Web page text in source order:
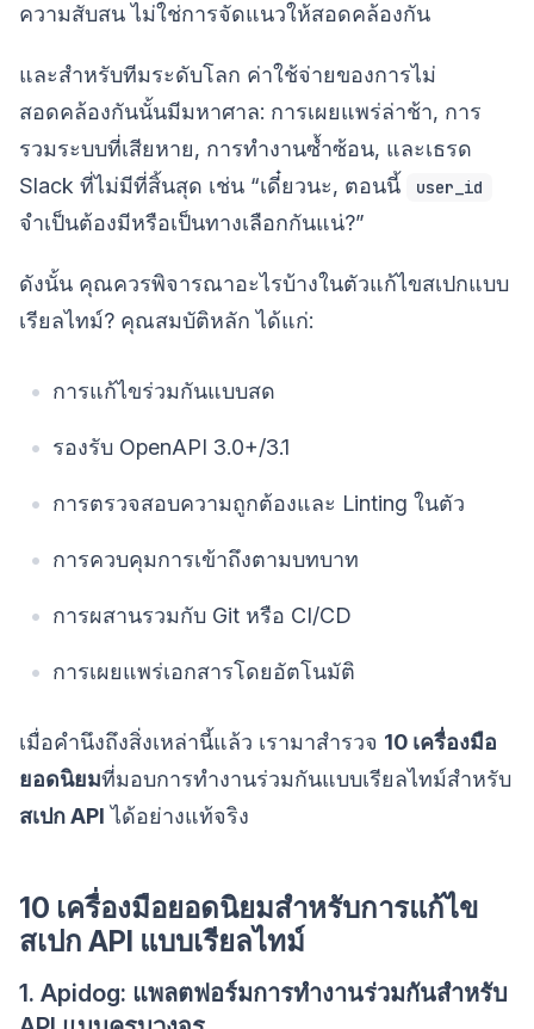
ความสับสน ไม่ใช่การจัดแนวให้สอดคล้องกัน
และสำหรับทีมระดับโลก ค่าใช้จ่ายของการไม่
สอดคล้องกันนั้นมีมหาศาล: การเผยแพร่ล่าช้า, การ
รวมระบบที่เสียหาย, การทำงานซ้ำซ้อน, และเธรด
Slack ที่ไม่มีที่สิ้นสุด เช่น “เดี๋ยวนะ, ตอนนี้
user_id
จำเป็นต้องมีหรือเป็นทางเลือกกันแน่?”
ดังนั้น คุณควรพิจารณาอะไรบ้างในตัวแก้ไขสเปกแบบ
เรียลไทม์? คุณสมบัติหลัก ได้แก่:
การแก้ไขร่วมกันแบบสด
รองรับ OpenAPI 3.0+/3.1
การตรวจสอบความถูกต้องและ Linting ในตัว
การควบคุมการเข้าถึงตามบทบาท
การผสานรวมกับ Git หรือ CI/CD
การเผยแพร่เอกสารโดยอัตโนมัติ
เมื่อคำนึงถึงสิ่งเหล่านี้แล้ว เรามาสำรวจ 10 เครื่องมือ
ยอดนิยมที่มอบการทำงานร่วมกันแบบเรียลไทม์สำหรับ
สเปก API ได้อย่างแท้จริง
10 เครื่องมือยอดนิยมสำหรับการแก้ไข
สเปก API แบบเรียลไทม์
1. Apidog: แพลตฟอร์มการทำงานร่วมกันสำหรับ